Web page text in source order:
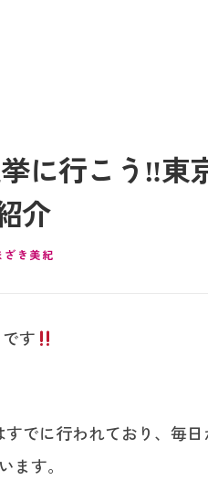
に行こう‼︎東
介
ざき美紀
す
でに行われており、毎
ます。